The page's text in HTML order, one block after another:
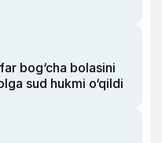
bog‘cha bolasini
sud hukmi o‘qildi